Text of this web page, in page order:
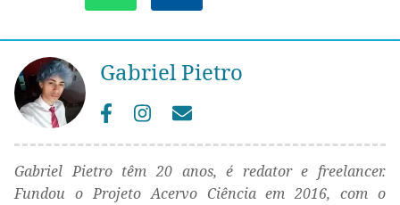
Gabriel Pietro
Gabriel Pietro têm 20 anos, é redator e freelancer.
Fundou o Projeto Acervo Ciência em 2016, com o